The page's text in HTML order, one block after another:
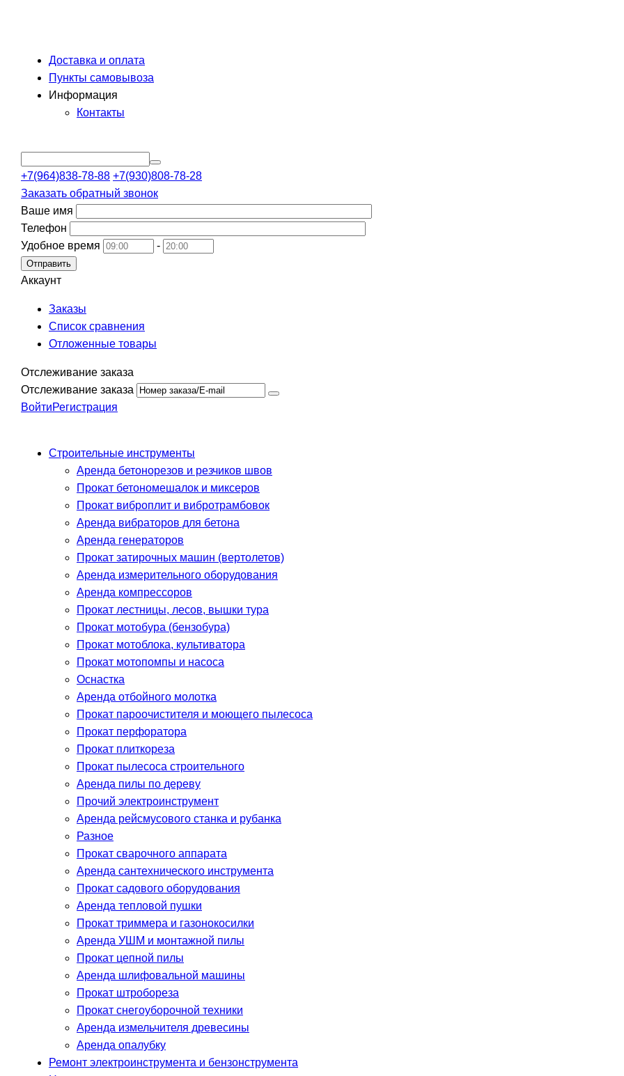
Доставка и оплата
Пункты самовывоза
Информация
Контакты
+7(964)838-78-88 +7(930)808-78-28
Заказать обратный звонок
Ваше имя
Телефон
Удобное время
-
Отправить
Аккаунт
Заказы
Список сравнения
Отложенные товары
Отслеживание заказа
Отслеживание заказа
ВойтиРегистрация
Строительные инструменты
Аренда бетонорезов и резчиков швов
Прокат бетономешалок и миксеров
Прокат виброплит и вибротрамбовок
Аренда вибраторов для бетона
Аренда генераторов
Прокат затирочных машин (вертолетов)
Аренда измерительного оборудования
Аренда компрессоров
Прокат лестницы, лесов, вышки тура
Прокат мотобура (бензобура)
Прокат мотоблока, культиватора
Прокат мотопомпы и насоса
Оснастка
Аренда отбойного молотка
Прокат пароочистителя и моющего пылесоса
Прокат перфоратора
Прокат плиткореза
Прокат пылесоса строительного
Аренда пилы по дереву
Прочий электроинструмент
Аренда рейсмусового станка и рубанка
Разное
Прокат сварочного аппарата
Аренда сантехнического инструмента
Прокат садового оборудования
Аренда тепловой пушки
Прокат триммера и газонокосилки
Аренда УШМ и монтажной пилы
Прокат цепной пилы
Аренда шлифовальной машины
Прокат штробореза
Прокат снегоуборочной техники
Аренда измельчителя древесины
Аренда опалубку
Ремонт электроинструмента и бензонструмента